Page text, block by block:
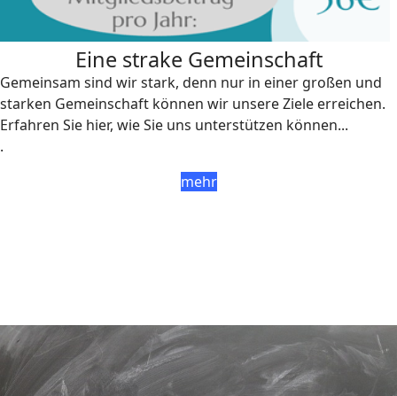
Eine strake Gemeinschaft
Gemeinsam sind wir stark, denn nur in einer großen und
starken Gemeinschaft können wir unsere Ziele erreichen.
Erfahren Sie hier, wie Sie uns unterstützen können...
.
mehr